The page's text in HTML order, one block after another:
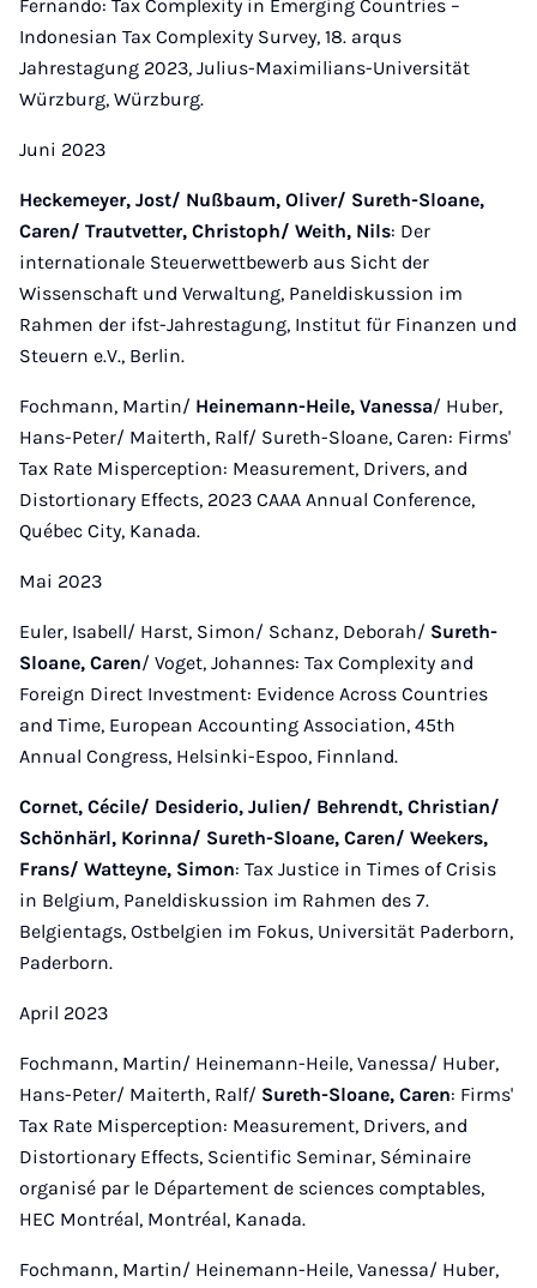
Fernando: Tax Complexity in Emerging Countries –
Indonesian Tax Complexity Survey, 18. arqus
Jahrestagung 2023, Julius-Maximilians-Universität
Würzburg, Würzburg.
Juni 2023
Heckemeyer, Jost/ Nußbaum, Oliver/ Sureth-Sloane,
Caren/ Trautvetter, Christoph/ Weith, Nils: Der
internationale Steuerwettbewerb aus Sicht der
Wissenschaft und Verwaltung, Paneldiskussion im
Rahmen der ifst-Jahrestagung, Institut für Finanzen und
Steuern e.V., Berlin.
Fochmann, Martin/ Heinemann-Heile, Vanessa/ Huber,
Hans-Peter/ Maiterth, Ralf/ Sureth-Sloane, Caren: Firms'
Tax Rate Misperception: Measurement, Drivers, and
Distortionary Effects, 2023 CAAA Annual Conference,
Québec City, Kanada.
Mai 2023
Euler, Isabell/ Harst, Simon/ Schanz, Deborah/ Sureth-
Sloane, Caren/ Voget, Johannes: Tax Complexity and
Foreign Direct Investment: Evidence Across Countries
and Time, European Accounting Association, 45th
Annual Congress, Helsinki-Espoo, Finnland.
Cornet, Cécile/ Desiderio, Julien/ Behrendt, Christian/
Schönhärl, Korinna/ Sureth-Sloane, Caren/ Weekers,
Frans/ Watteyne, Simon: Tax Justice in Times of Crisis
in Belgium, Paneldiskussion im Rahmen des 7.
Belgientags, Ostbelgien im Fokus, Universität Paderborn,
Paderborn.
April 2023
Fochmann, Martin/ Heinemann-Heile, Vanessa/ Huber,
Hans-Peter/ Maiterth, Ralf/ Sureth-Sloane, Caren: Firms'
Tax Rate Misperception: Measurement, Drivers, and
Distortionary Effects, Scientific Seminar, Séminaire
organisé par le Département de sciences comptables,
HEC Montréal, Montréal, Kanada.
Fochmann, Martin/ Heinemann-Heile, Vanessa/ Huber,